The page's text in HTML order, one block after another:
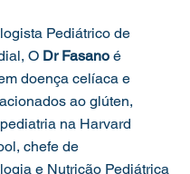
Pediátrico de
O Dr Fasano é
doença celíaca e
ao glúten,
na Harvard
chefe de
e Nutrição Pediátrica